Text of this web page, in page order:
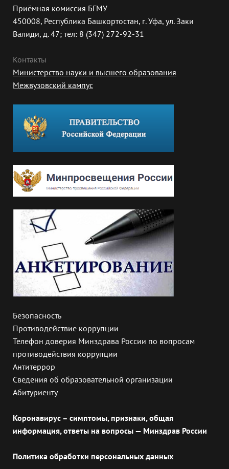
Приёмная комиссия БГМУ
450008, Республика Башкортостан, г. Уфа, ул. Заки
Валиди, д. 47; тел: 8 (347) 272-92-31
Контакты
Министерство науки и высшего образования
Межвузовский кампус
Безопасность
Противодействие коррупции
Телефон доверия Минздрава России по вопросам
противодействия коррупции
Антитеррор
Сведения об образовательной организации
Абитуриенту
Коронавирус – симптомы, признаки, общая
информация, ответы на вопросы — Минздрав России
Политика обработки персональных данных